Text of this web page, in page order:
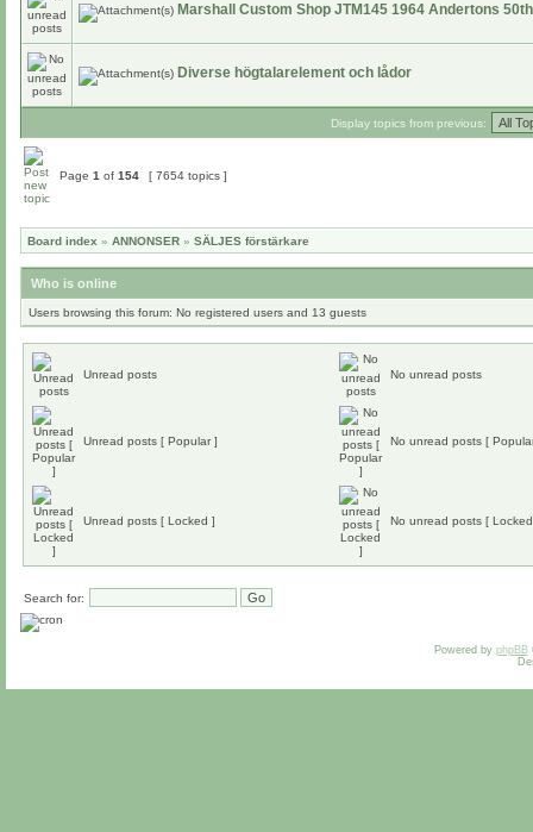
​Marshall Custom Shop JTM145 1964 Andertons
Diverse högtalarelement och lådor
Display topics from previous:
Page 1 of 154 [ 7654 topics ]
Board index » ANNONSER » SÄLJES förstärkare
Who is online
Users browsing this forum: No registered users and 13 guests
Unread posts No unread posts
Unread posts [ Popular ] No unread posts [
Unread posts [ Locked ] No unread posts [
Search for:
Powered by phpBB